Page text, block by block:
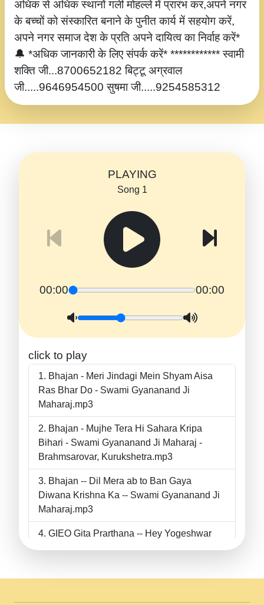
अधिक से अधिक स्थानों गली मोहल्ले में प्रारंभ कर,अपने नगर
के बच्चों को संस्कारित बनाने के पुनीत कार्य में सहयोग करें,
अपने नगर समाज देश के प्रति अपने दायित्व का निर्वाह करें*
🔔 *अधिक जानकारी के लिए संपर्क करें* ************ स्वामी
शक्ति जी...8700652182 बिट्टू अग्रवाल
जी.....9646954500 सुषमा जी.....9254585312
PLAYING
Song 1
00:00 00:00
click to play
Bhajan - Meri Jindagi Mein Shyam Aisa
Ras Bhar Do - Swami Gyananand Ji
Maharaj.mp3
Bhajan - Mujhe Tera Hi Sahara Kripa
Bihari - Swami Gyananand Ji Maharaj -
Brahmsarovar, Kurukshetra.mp3
Bhajan -- Dil Mera ab to Ban Gaya
Diwana Krishna Ka -- Swami Gyananand Ji
Maharaj.mp3
GIEO Gita Prarthana -- Hey Yogeshwar
II Swami Gyananand Ji Maharaj.mp3